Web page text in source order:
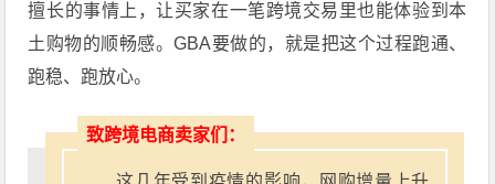
擅长的事情上，让买家在一笔跨境交易里也能体验到本
土购物的顺畅感。GBA要做的，就是把这个过程跑通、
跑稳、跑放心。
致跨境电商卖家们：